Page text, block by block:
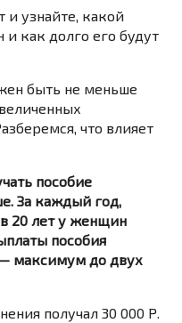
и узнайте, какой
как долго его будут
быть не меньше
что влияет
пособие
За каждый год,
20 лет у женщин
пособия
максимум до двух
получал 30 000 Р.